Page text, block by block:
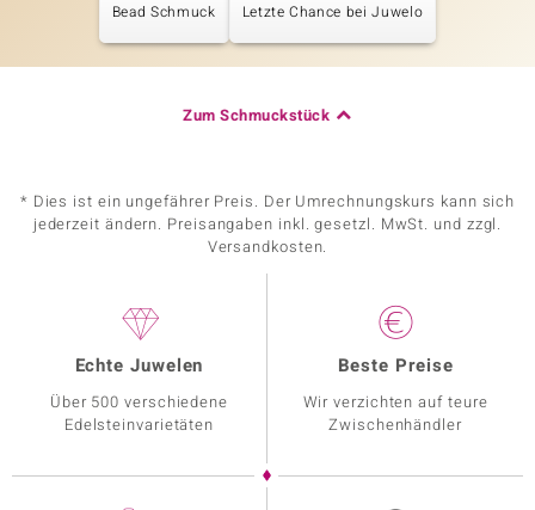
Bead Schmuck Letzte Chance bei Juwelo
Zum Schmuckstück
* Dies ist ein ungefährer Preis. Der Umrechnungskurs kann sich
jederzeit ändern. Preisangaben inkl. gesetzl. MwSt. und zzgl.
Versandkosten.
Echte Juwelen
Über 500 verschiedene
Edelsteinvarietäten
Beste Preise
Wir verzichten auf teure
Zwischenhändler